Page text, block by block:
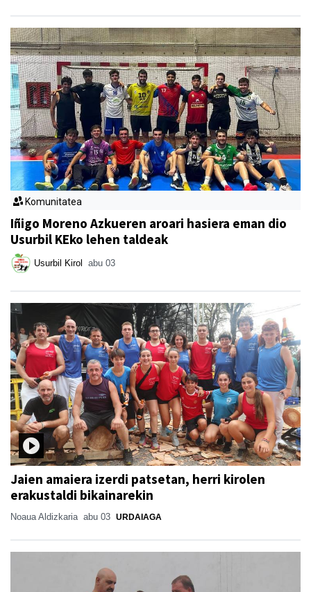
Komunitatea
Iñigo Moreno Azkueren aroari hasiera eman dio
Usurbil KEko lehen taldeak
Usurbil Kirol abu 03
Jaien amaiera izerdi patsetan, herri kirolen
erakustaldi bikainarekin
Noaua Aldizkaria abu 03 URDAIAGA